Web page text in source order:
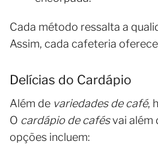
Cada método ressalta a
Assim, cada cafeteria
Delícias do Cardápio
Além de variedades de café,
O cardápio de cafésvai além
opções incluem: